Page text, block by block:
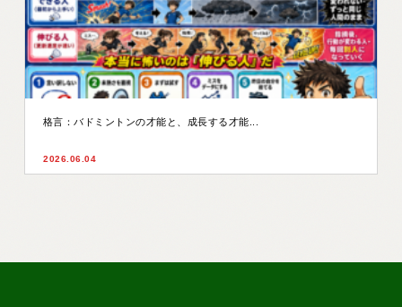
格言：バドミントンの才能と、成長する才能...
2026.06.04